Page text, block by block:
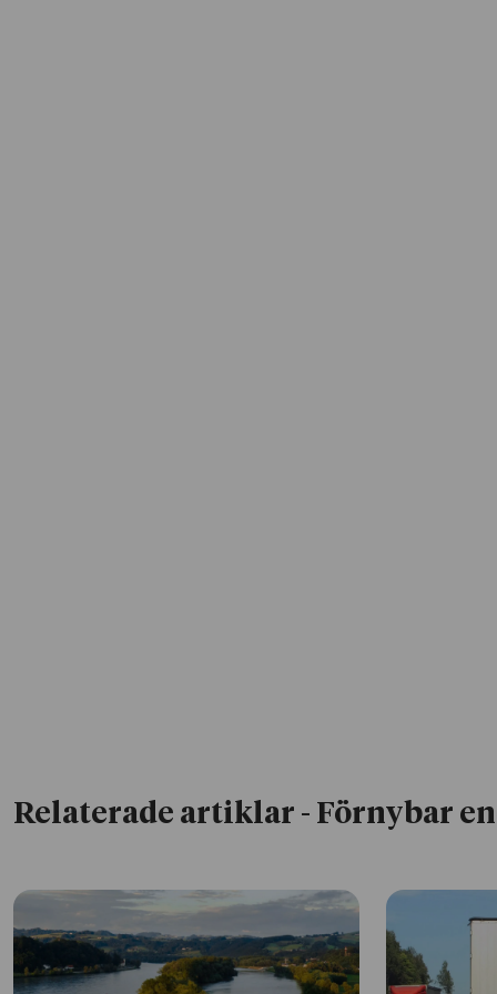
Relaterade artiklar - Förnybar